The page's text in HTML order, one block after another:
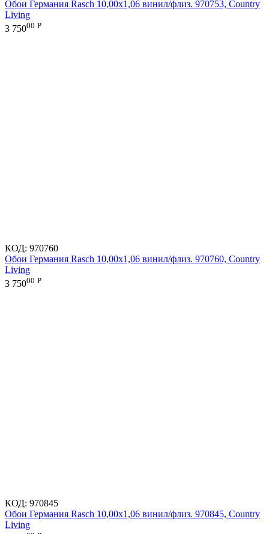
Обои Германия Rasch 10,00x1,06 винил/флиз. 970753, Country
Living
3 75000 Р
КОД: 970760
Обои Германия Rasch 10,00x1,06 винил/флиз. 970760, Country
Living
3 75000 Р
КОД: 970845
Обои Германия Rasch 10,00x1,06 винил/флиз. 970845, Country
Living